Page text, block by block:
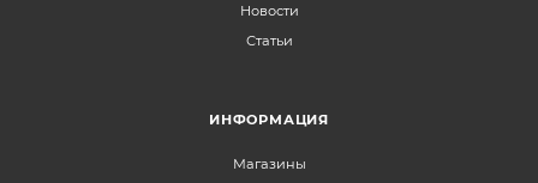
Новости
Статьи
ИНФОРМАЦИЯ
Магазины